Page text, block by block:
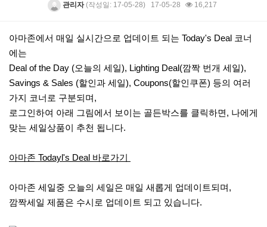
관리자 (작성일: 17-05-28) 17-05-28 16,217
본문
아마존에서 매일 실시간으로 업데이트 되는 Today's Deal 코너
에는
Deal of the Day (오늘의 세일), Lighting Deal(깜짝 번개 세일),
Savings & Sales (할인과 세일), Coupons(할인쿠폰) 등의 여러
가지 코너로 구분되며,
로그인하여 아래 그림에서 보이는 골든박스를 클릭하면, 나에게
맞는 세일상품이 추천 됩니다.
아마존 Todayl's Deal 바로가기
아마존 세일중 오늘의 세일은 매일 새롭게 업데이트되며,
깜짝세일 제품은 수시로 업데이트 되고 있습니다.